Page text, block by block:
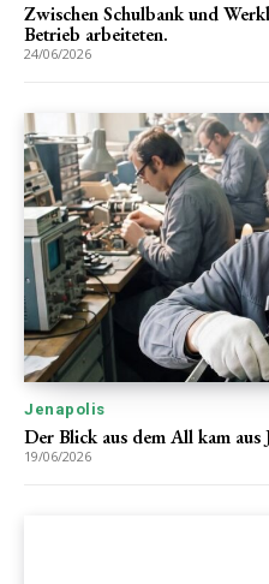
Zwischen Schulbank und
Betrieb arbeiteten.
24/06/2026
Jenapolis
Der Blick aus dem All kam aus
19/06/2026